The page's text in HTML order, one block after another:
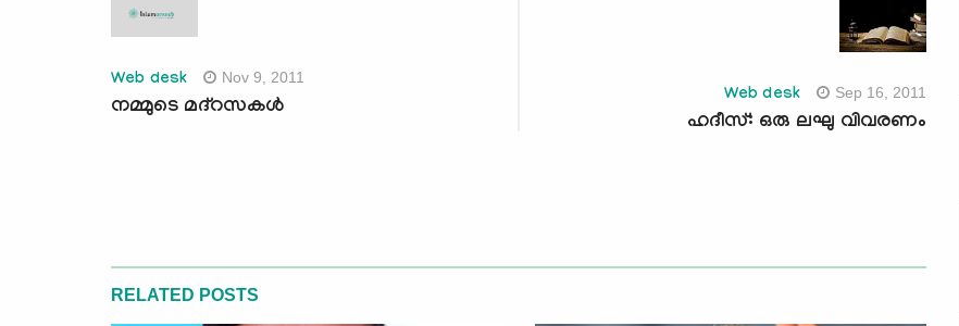
Web desk Nov 9, 2011
നമ്മുടെ മദ്‌റസകള്‍
Web desk Sep 16, 2011
ഹദീസ്: ഒരു ലഘു വിവരണം
RELATED POSTS